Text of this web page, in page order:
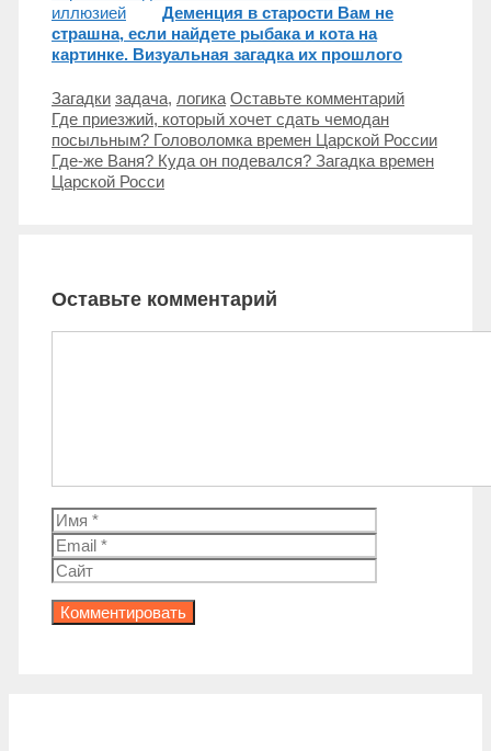
иллюзией
Деменция в старости Вам не
страшна, если найдете рыбака и кота на
картинке. Визуальная загадка их прошлого
Рубрики
Загадки Метки
задача, логика Оставьте комментарий
Навигация
записи
Где приезжий, который хочет сдать чемодан
посыльным? Головоломка времен Царской России
Где-же Ваня? Куда он подевался? Загадка времен
Царской Росси
Оставьте комментарий
Имя